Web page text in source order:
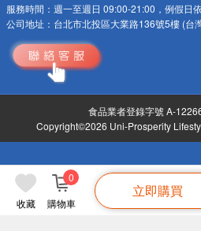
收藏 購物車
0
立即購買
服務時間： 週一至週日 09:00-21:00，例假日
公司地址： 台北市北投區大業路136號5樓 (台
食品業者登錄字號 A-
Copyright©2026 Uni-Prosperity